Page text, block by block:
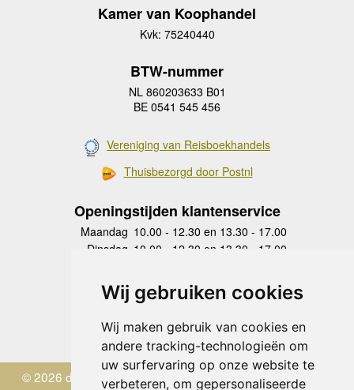
Wij gebruiken cookies
Wij maken gebruik van cookies en
andere tracking-technologieën om
uw surfervaring op onze website te
verbeteren, om gepersonaliseerde
Kamer van Koophandel
Kvk: 75240440
BTW-nummer
NL 860203633 B01
BE 0541 545 456
Vereniging van Reisboekhandels
Thuisbezorgd door Postnl
Openingstijden klantenservice
Maandag 10.00 - 12.30 en 13.30 - 17.00
Dinsdag 10.00 - 12.30 en 13.30 - 17.00
Donderdag
10.00 - 12.30 en 13.30 - 17.00
Vrijdag 10.00 - 12.30 en 13.30 - 17.00
Zaterdag
gesloten
Zondag gesloten
© 2026 de Zwerver